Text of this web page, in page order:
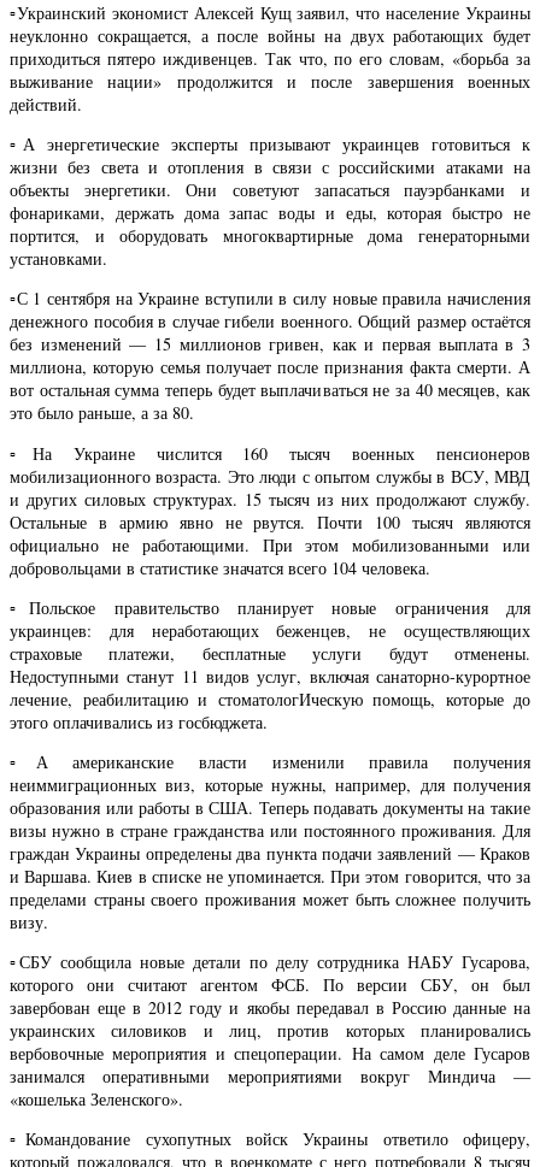
▫️Украинский экономист Алексей Кущ заявил, что население Украины
неуклонно сокращается, а после войны на двух работающих будет
приходиться пятеро иждивенцев. Так что, по его словам, «борьба за
выживание нации» продолжится и после завершения военных
действий.
▫️А энергетические эксперты призывают украинцев готовиться к
жизни без света и отопления в связи с российскими атаками на
объекты энергетики. Они советуют запасаться пауэрбанками и
фонариками, держать дома запас воды и еды, которая быстро не
портится, и оборудовать многоквартирные дома генераторными
установками.
▫️С 1 сентября на Украине вступили в силу новые правила начисления
денежного пособия в случае гибели военного. Общий размер остаётся
без изменений — 15 миллионов гривен, как и первая выплата в 3
миллиона, которую семья получает после признания факта смерти. А
вот остальная сумма теперь будет выплачиваться не за 40 месяцев, как
это было раньше, а за 80.
▫️На Украине числится 160 тысяч военных пенсионеров
мобилизационного возраста. Это люди с опытом службы в ВСУ, МВД
и других силовых структурах. 15 тысяч из них продолжают службу.
Остальные в армию явно не рвутся. Почти 100 тысяч являются
официально не работающими. При этом мобилизованными или
добровольцами в статистике значатся всего 104 человека.
▫️Польское правительство планирует новые ограничения для
украинцев: для неработающих беженцев, не осуществляющих
страховые платежи, бесплатные услуги будут отменены.
Недоступными станут 11 видов услуг, включая санаторно-курортное
лечение, реабилитацию и стоматологИческую помощь, которые до
этого оплачивались из госбюджета.
▫️А американские власти изменили правила получения
неиммиграционных виз, которые нужны, например, для получения
образования или работы в США. Теперь подавать документы на такие
визы нужно в стране гражданства или постоянного проживания. Для
граждан Украины определены два пункта подачи заявлений — Краков
и Варшава. Киев в списке не упоминается. При этом говорится, что за
пределами страны своего проживания может быть сложнее получить
визу.
▫️СБУ сообщила новые детали по делу сотрудника НАБУ Гусарова,
которого они считают агентом ФСБ. По версии СБУ, он был
завербован еще в 2012 году и якобы передавал в Россию данные на
украинских силовиков и лиц, против которых планировались
вербовочные мероприятия и спецоперации. На самом деле Гусаров
занимался оперативными мероприятиями вокруг Миндича —
«кошелька Зеленского».
▫️Командование сухопутных войск Украины ответило офицеру,
который пожаловался, что в военкомате с него потребовали 8 тысяч